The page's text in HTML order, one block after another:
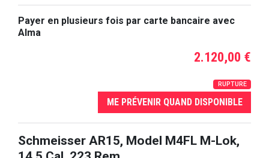
Payer en plusieurs fois par carte bancaire avec
Alma
2.120,00 €
RUPTURE
ME PRÉVENIR QUAND DISPONIBLE
Schmeisser AR15, Model M4FL M-Lok,